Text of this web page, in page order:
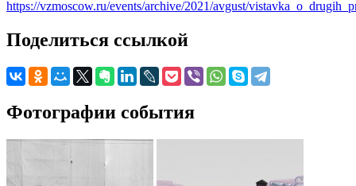
https://vzmoscow.ru/events/archive/2021/avgust/
Поделиться ссылкой
Фотографии события